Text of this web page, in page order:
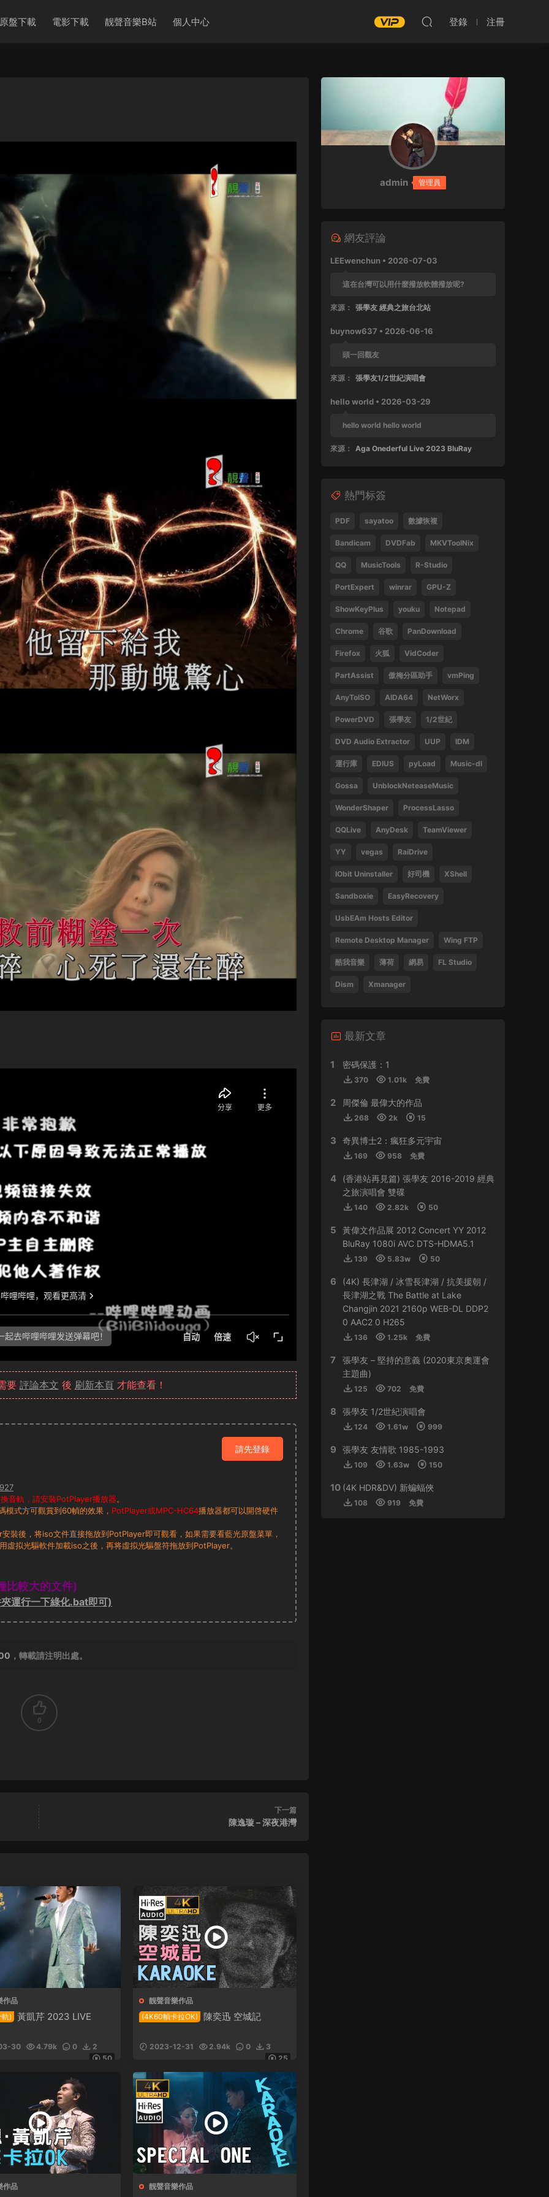
盤下載 電影下載 靓聲音樂B站 個人中心 登錄 注冊
要 評論本文 後 刷新本頁才能查看！
請先登錄
音軌，請安裝PotPlayer播放器。
模式方可觀賞到60幀的效果， PotPlayer或MPC-HC64播放器都可以開啓硬件
裝後，将iso文件直接拖放到PotPlayer即可觀看，如果需要看藍光原盤菜單，
拟光驅軟件加載iso之後，再将虛拟光驅盤符拖放到PotPlayer。
比較大的文件)
運行一下綠化.bat即可)
，轉載請注明出處。
0
下一篇
陳逸璇 – 深夜港灣
作品
)
黃凱芹 2023 LIVE
30 4.79k 0
2
50
靓聲音樂作品
(4K60幀卡拉OK)
陳奕迅 空城記
2023-12-31 2.94k 0
3
25
作品 靓聲音樂作品
admin 管理員
網友評論
LEEwenchun • 2026-07-03
這在台灣可以用什麼撥放軟體撥放呢?
來源： 張學友 經典之旅台北站
buynow637 • 2026-06-16
頭一回觀友
來源： 張學友1/2世紀演唱會
hello world • 2026-03-29
hello world hello world
來源： Aga Onederful Live 2023 BluRay
這張還沒好好完整欣賞過
來源： 張學友 1999 友個人演唱會 60FPS 清晰版
SPad • 2025-04-28
1
來源： 周傑倫 最偉大的作品
13829047375 • 2025-02-21
好
袁鳳瑛 天若有情
唱會香港站
13612396082 • 2024-09-27
感謝
來源： 林子祥&趙增熹 2013 絕對熹祥 演唱會 A
Tsang Hei 2013 Blu-ray 1080i AVC DTS-HD
470859 • 2024-09-03
感謝分享
來源： 瞬息全宇宙
laohusyf • 2024-05-30
喜歡聽張敬軒的歌
來源：
張敬軒 2018 Hinsideout 演唱會 Hins
Silicon • 2024-04-30
來源： (香港站&台北站) 張學友 經典之旅
HY0768 • 2024-03-13
來源：
容祖兒 Another Side Joey My Secret
Live 2023
509sdyfk • 2024-02-21
這個真是太貴了
來源： 容祖兒 Another Side Joey My Secret
Live 2023
HJGZS • 2024-02-06
好貴啊
來源： 容祖兒 Another Side Joey My Secret
Live 2023
io；
來源： 周傑倫 最偉大的作品
虛空恐懼 • 2024-01-11
來源： 林子祥&趙增熹 2013 絕對熹祥 演唱會 A
Tsang Hei 2013 Blu-ray 1080i AVC DTS-HD
MA 5.1
熱門标簽
PDF sayatoo 數據恢複
Bandicam DVDFab MKVToolNix
QQ MusicTools R-Studio
PortExpert winrar GPU-Z
ShowKeyPlus youku Notepad
Chrome 谷歌 PanDownload
Firefox 火狐 VidCoder
PartAssist 傲梅分區助手 vmPing
AnyToISO AIDA64 NetWorx
PowerDVD 張學友 1/2世紀
DVD Audio Extractor UUP IDM
運行庫 EDIUS pyLoad Music-dl
Gossa UnblockNeteaseMusic
WonderShaper ProcessLasso
QQLive AnyDesk TeamViewer
YY vegas RaiDrive
IObit Uninstaller 好司機 XShell
Sandboxie EasyRecovery
UsbEAm Hosts Editor
Remote Desktop Manager Wing FTP
酷我音樂 薄荷 網易 FL Studio
Dism Xmanager
最新文章
1 密碼保護：1
370 1.01k 免費
2 周傑倫 最偉大的作品
268 2k 15
3 奇異博士2：瘋狂多元宇宙
169 958 免費
4
(香港站再見篇) 張學友 2016-2019 經典
之旅演唱會 雙碟
140 2.82k 50
5
黃偉文作品展 2012 Concert YY 2012
BluRay 1080i AVC DTS-HDMA5.1
139 5.83w 50
6
(4K) 長津湖 / 冰雪長津湖 / 抗美援朝 /
長津湖之戰 The Battle at Lake
Changjin 2021 2160p WEB-DL DDP2
0 AAC2 0 H265
136 1.25k 免費
7
張學友 – 堅持的意義 (2020東京奧運會
主題曲)
125 702 免費
8 張學友 1/2世紀演唱會
124 1.61w 999
9 張學友 友情歌 1985-1993
109 1.63w 150
10 (4K HDR&DV) 新蝙蝠俠
108 919 免費